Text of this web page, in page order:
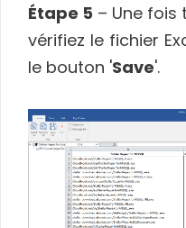
Étape 5 – Une fois
vérifiez le fichier
le bouton 'Save'.